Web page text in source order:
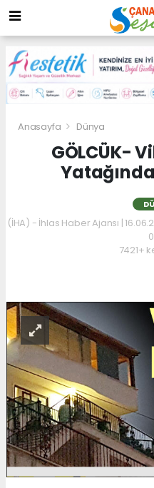
Anasayfa Dünya
GÖLCÜK-
(İHA) - İhlas Haber Ajansı |
7421+